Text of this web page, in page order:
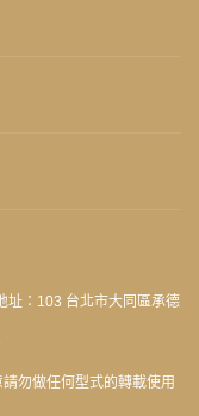
：103 台北市大同區承德
勿做任何型式的轉載使用